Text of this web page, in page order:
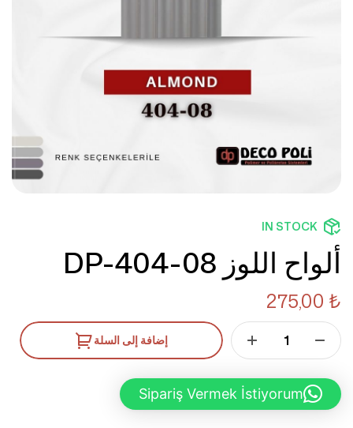
IN STOCK
ألواح اللوز DP-404-08
275,00 ₺
إضافة إلى السلة
Sipariş Vermek İstiyorum